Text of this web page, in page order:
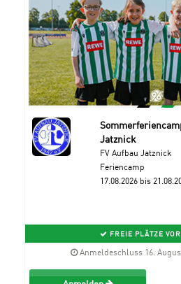
Jatznick
FV Aufbau Jatznick
Feriencamp
17.08.2026 bis
FREIE PLÄTZE
Anmeldeschluss 16.